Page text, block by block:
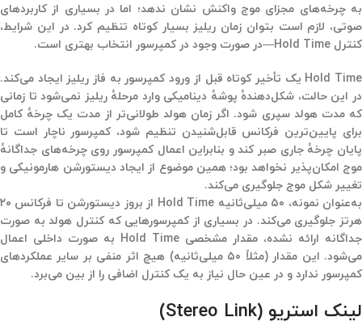
به چرخه‌های مجزای موج واکنش نشان ندهد؛ اما در بسیاری از کاربردهای
صوتی، لازم است بتوان زمان ریلیز بسیار کوتاه تنظیم کرد. در این شرایط،
کنترل Hold Time
—در صورت وجود در کمپرسور انتخاب بهتری است.
Hold Time یک تأخیر کوتاه قبل از ورود کمپرسور به فاز ریلیز ایجاد می‌کند.
در این حالت، شکل‌دهندهٔ پوشهٔ دینامیکی وارد مرحلهٔ ریلیز نمی‌شود تا زمانی
که مدت هولد سپری شود. اگر زمان هولد طولانی‌تر از مدت یک چرخهٔ کامل
برای پایین‌ترین فرکانس قابل‌شنیدن تنظیم شود، کمپرسور ناچار است تا
پایان چرخهٔ جاری صبر کند و بنابراین اعمال کمپرسور روی چرخه‌های جداگانهٔ
موج امکان‌پذیر نخواهد بود؛ همین موضوع از ایجاد دیستورشن هارمونیکی و
تغییر شکل موج جلوگیری می‌کند.
به‌عنوان نمونه، ۵۰ میلی‌ثانیه Hold Time از بروز دیستورشن تا فرکانس ۲۰
هرتز جلوگیری می‌کند. در بسیاری از کمپرسورهایی که کنترل هولد به صورت
جداگانه ارائه نشده، مقدار مشخصی Hold Time به صورت داخلی اعمال
می‌شود. این مقدار (مثلاً ۵۰ میلی‌ثانیه) هیچ اثر منفی بر سایر عملکردهای
کمپرسور ندارد و در عین حال نیاز به یک کنترل اضافی را از بین می‌برد.
لینک استریو (Stereo Link)